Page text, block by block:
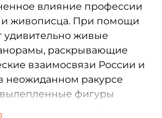
влияние профессии
и живописца. При помощи
удивительно живые
раскрывающие
взаимосвязи России и
неожиданном ракурсе
фигуры
при всей четкости